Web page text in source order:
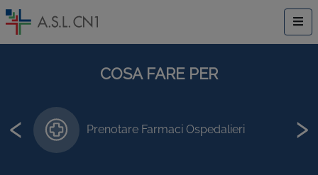
COSA FARE PER
Prenotare Farmaci Ospedalieri
‹ ›